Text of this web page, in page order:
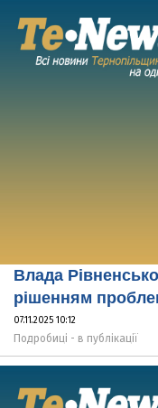
Влада
рішенням
07.11.2025 10:12
Подробиці - в публікації